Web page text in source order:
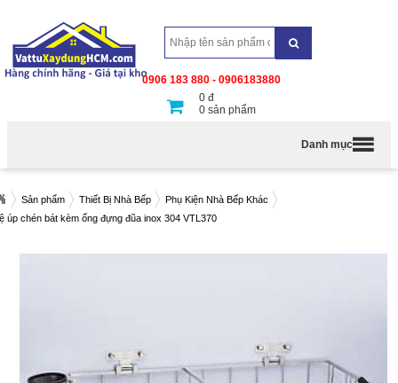
0906 183 880 - 0906183880
0 đ
0 sản phẩm
Danh mục
Sản phẩm Thiết Bị Nhà Bếp
Phụ Kiện Nhà Bếp Khác
úp chén bát kèm ống đựng đũa inox 304 VTL370